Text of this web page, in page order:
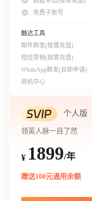
免费子账号
触达工具
邮件群发(按需充值)
短信营销(按需充值)
WhatsApp群发(自助申请)
商机中心
个人版
领英人脉一目了然
¥ 1899/年
赠送100元通用余额